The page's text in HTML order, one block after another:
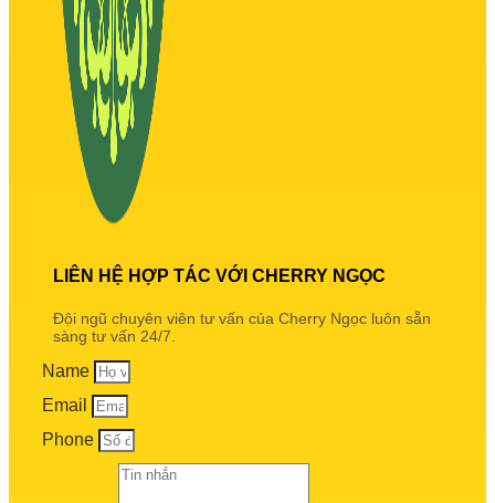
LIÊN HỆ HỢP TÁC VỚI CHERRY NGỌC
Đội ngũ chuyên viên tư vấn của Cherry Ngọc luôn sẵn
sàng tư vấn 24/7.
Name
Email
Phone